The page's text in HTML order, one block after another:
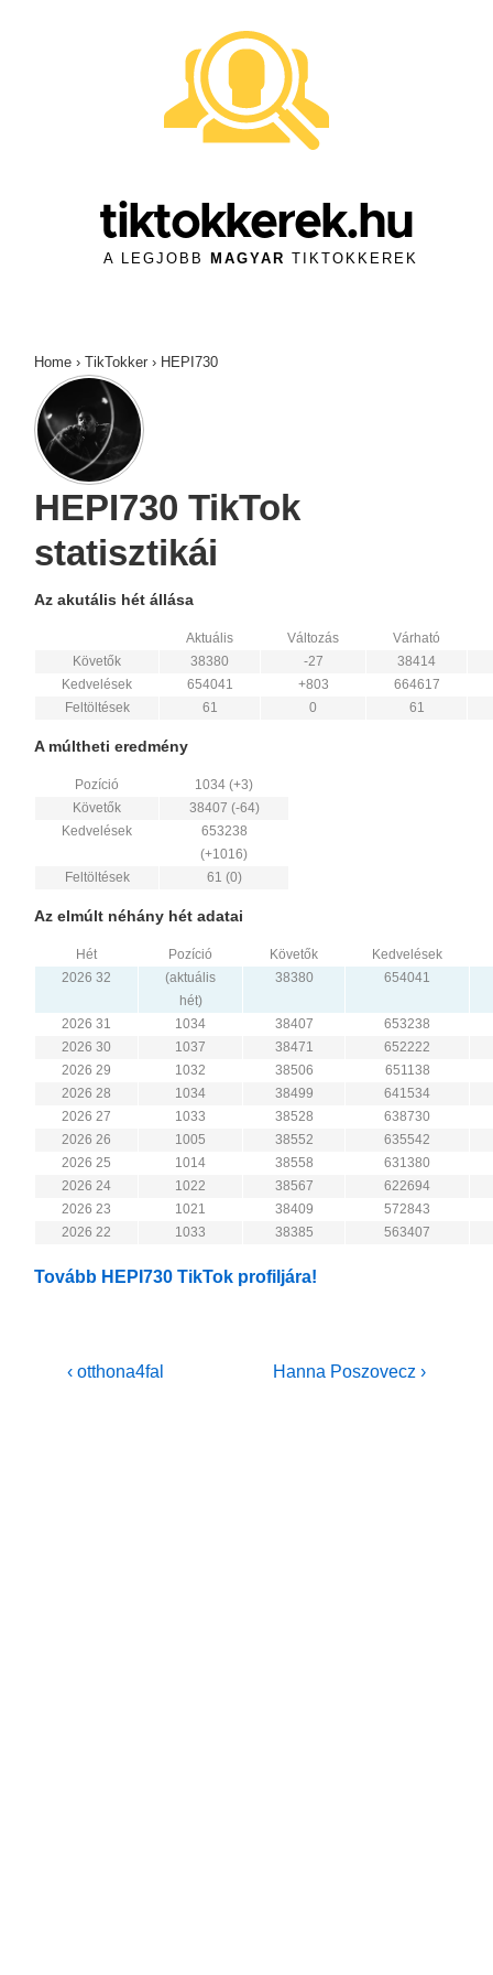
tiktokkerek.hu
A LEGJOBB MAGYAR TIKTOKKEREK
Home › TikTokker › HEPI730
HEPI730 TikTok
statisztikái
Az akutális hét állása
Aktuális Változás
Várható
Követők
38380 -27
38414
Kedvelések
654041 +803
664617
Feltöltések
61 0 61
A múltheti eredmény
Pozíció
1034 (+3)
Követők
38407 (-64)
Kedvelések
653238
(+1016)
Feltöltések
61 (0)
Az elmúlt néhány hét adatai
Hét Pozíció Követők
Kedvelések
2026 32
(aktuális
hét)
38380 654041
2026 31 1034 38407
653238
2026 30
1037 38471
652222
2026 29
1032 38506
651138
2026 28
1034 38499
641534
2026 27
1033 38528
638730
2026 26
1005 38552
635542
2026 25
1014 38558
631380
2026 24
1022 38567
622694
2026 23
1021 38409
572843
2026 22
1033 38385 563407
Tovább HEPI730 TikTok profiljára!
Bejegyzés
Previous
‹ otthona4fal
Next
Hanna Poszovecz ›